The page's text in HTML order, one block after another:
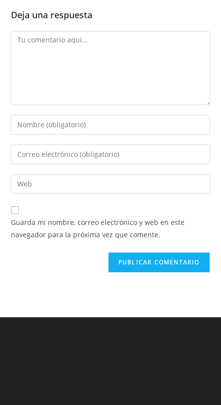
Deja una respuesta
Guarda mi nombre, correo electrónico y web en este
navegador para la próxima vez que comente.